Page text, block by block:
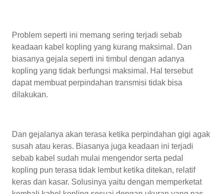
Problem seperti ini memang sering terjadi sebab
keadaan kabel kopling yang kurang maksimal. Dan
biasanya gejala seperti ini timbul dengan adanya
kopling yang tidak berfungsi maksimal. Hal tersebut
dapat membuat perpindahan transmisi tidak bisa
dilakukan.
Dan gejalanya akan terasa ketika perpindahan gigi agak
susah atau keras. Biasanya juga keadaan ini terjadi
sebab kabel sudah mulai mengendor serta pedal
kopling pun terasa tidak lembut ketika ditekan, relatif
keras dan kasar. Solusinya yaitu dengan memperketat